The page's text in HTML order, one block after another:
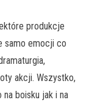
produkcje
samo emocji co
akcji. Wszystko,
boisku jak i na